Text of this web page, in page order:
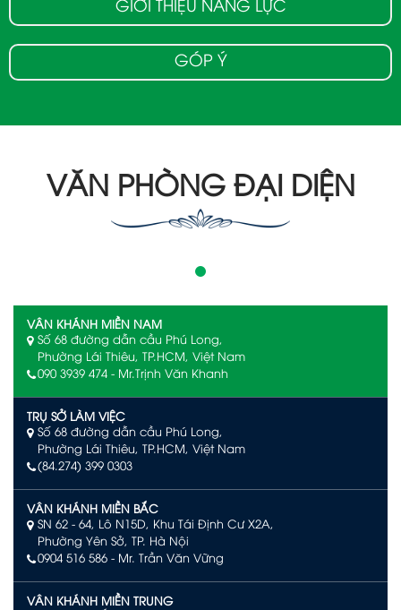
GIỚI THIỆU NĂNG LỰC
GÓP Ý
VĂN PHÒNG ĐẠI DIỆN
VÂN KHÁNH MIỀN NAM
Số 68 đường dẫn cầu Phú Long,
Phường Lái Thiêu, TP.HCM, Việt Nam
090 3939 474 - Mr.Trịnh Văn Khanh
TRỤ SỞ LÀM VIỆC
Số 68 đường dẫn cầu Phú Long,
Phường Lái Thiêu, TP.HCM, Việt Nam
(84.274) 399 0303
VÂN KHÁNH MIỀN BẮC
SN 62 - 64, Lô N15D, Khu Tái Định Cư X2A,
Phường Yên Sở, TP. Hà Nội
0904 516 586 - Mr. Trần Văn Vững
VÂN KHÁNH MIỀN TRUNG